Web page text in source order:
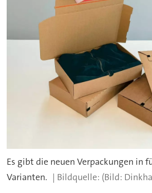
Es gibt die neuen Verpackungen in
Varianten.
(Bild: